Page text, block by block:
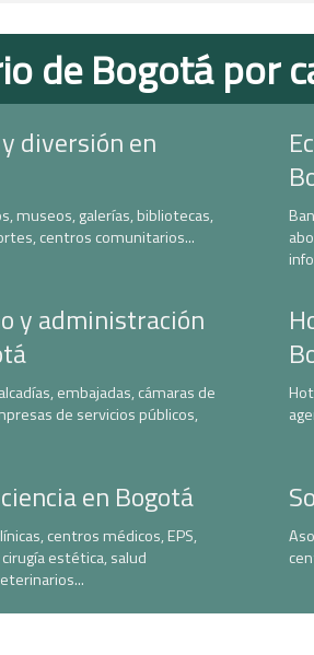
de Bogotá por
diversión en
museos, galerías, bibliotecas,
centros comunitarios...
y administración
embajadas, cámaras de
de servicios públicos,
en Bogotá
centros médicos, EPS,
estética, salud